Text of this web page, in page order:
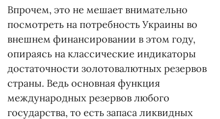
Впрочем, это не мешает внимательно
посмотреть на потребность Украины во
внешнем финансировании в этом году,
опираясь на классические индикаторы
достаточности золотовалютных резервов
страны. Ведь основная функция
международных резервов любого
государства, то есть запаса ликвидных